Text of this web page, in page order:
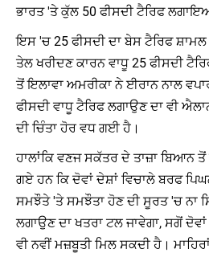
ਭਾਰਤ 'ਤੇ ਕੁੱਲ 50 ਫੀਸਦੀ ਟੈਰਿਫ
ਇਸ 'ਚ 25 ਫੀਸਦੀ ਦਾ ਬੇਸ ਟੈਰਿਫ
ਤੇਲ ਖਰੀਦਣ ਕਾਰਨ ਵਾਧੂ 25 ਫੀਸਦੀ
ਤੋਂ ਇਲਾਵਾ ਅਮਰੀਕਾ ਨੇ ਈਰਾਨ ਨਾਲ
ਫੀਸਦੀ ਵਾਧੂ ਟੈਰਿਫ ਲਗਾਉਣ ਦਾ ਵੀ
ਦੀ ਚਿੰਤਾ ਹੋਰ ਵਧ ਗਈ ਹੈ।
ਹਾਲਾਂਕਿ ਵਣਜ ਸਕੱਤਰ ਦੇ ਤਾਜ਼ਾ ਬਿਆਨ
ਗਏ ਹਨ ਕਿ ਦੋਵਾਂ ਦੇਸ਼ਾਂ ਵਿਚਾਲੇ ਬਰਫ
ਸਮਝੌਤੇ 'ਤੇ ਸਮਝੌਤਾ ਹੋਣ ਦੀ ਸੂਰਤ 'ਚ ਨਾ
ਲਗਾਉਣ ਦਾ ਖਤਰਾ ਟਲ ਜਾਵੇਗਾ, ਸਗੋਂ
ਵੀ ਨਵੀਂ ਮਜ਼ਬੂਤੀ ਮਿਲ ਸਕਦੀ ਹੈ।